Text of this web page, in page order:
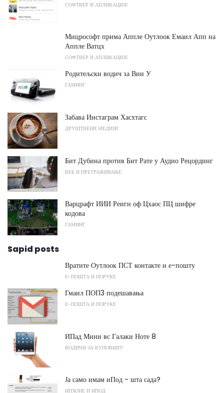
СОФТВЕР И АПЛИКАЦИЈЕ
Мицрософт прима Аппле Оутлоок Емаил Апп на
Аппле Ватцх
СОФТВЕР И АПЛИКАЦИЈЕ
Родитељски водич за Вии У
ГАМИНГ
Забава Инстаграм Хасхтагс
ДРУШТВЕНИ МЕДИЈИ
Бит Дубина против Бит Рате у Аудио Рецординг
ВЕБ И ПРЕТРАЖИВАЊЕ
Варцрафт ИИИ Реигн оф Цхаос ПЦ шифре
кодова
ГАМИНГ
Sapid posts
Вратите Оутлоок ПСТ контакте и е-пошту
Е-ПОШТА И ПОРУКЕ
Гмаил ПОП3 подешавања
Е-ПОШТА И ПОРУКЕ
ИПад Мини вс Галаки Ноте 8
ВОДИЧИ ЗА КУПОВИНУ
Ја само имам иПод - шта сада?
ИПХОНЕ И ИПОД